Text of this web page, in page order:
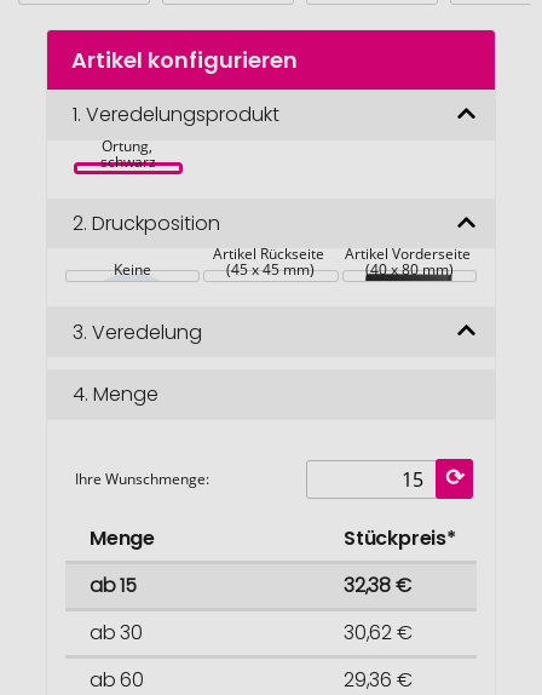
Zum
Anfang
Bildgalerie
Artikel konfigurieren
1. Veredelungsprodukt
Kartenetui mit
Ortung,
schwarz
2. Druckposition
Keine
Artikel Rückseite
(45 x 45 mm)
Artikel Vorderseite
(40 x 80 mm)
3. Veredelung
4. Menge
Ihre Wunschmenge:
Menge
Stückpreis*
ab 15
32,38 €
ab 30
30,62 €
ab 60
29,36 €